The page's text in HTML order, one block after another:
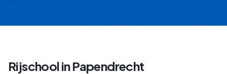
Rijschool inPapendrecht